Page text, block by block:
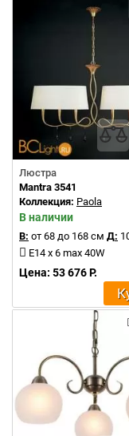
Люстра
Mantra 3541
Коллекция: Paola
В наличии
В: от 68 до 168 см Д:
E14 x 6 max 40W
Цена: 53 676 Р.